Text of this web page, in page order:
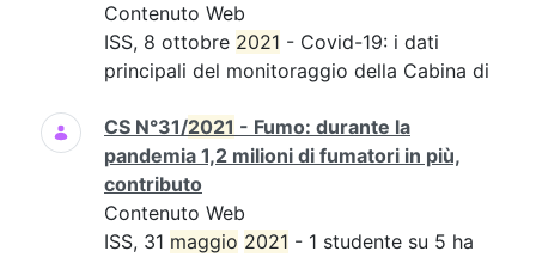
Contenuto Web
ISS, 8 ottobre 2021 - Covid-19: i dati
principali del monitoraggio della Cabina di
CS N°31/2021 - Fumo: durante la
pandemia 1,2 milioni di fumatori in più,
contributo
Contenuto Web
ISS, 31 maggio 2021 - 1 studente su 5 ha